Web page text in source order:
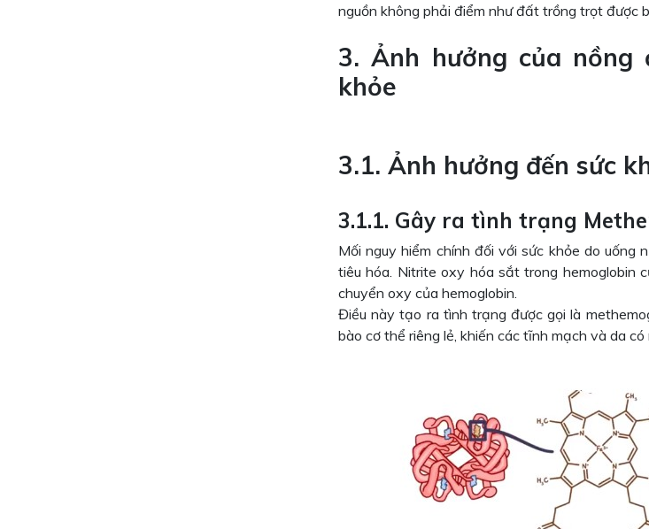
nguồn không phải điểm như đất trồng trọt được
3. Ảnh hưởng của
khỏe
3.1. Ảnh hưởng đến sức
3.1.1. Gây ra tình trạng
Mối nguy hiểm chính đối với sức khỏe do
tiêu hóa. Nitrite oxy hóa sắt trong hemoglobin
chuyển oxy của hemoglobin.
Điều này tạo ra tình trạng được gọi là
bào cơ thể riêng lẻ, khiến các tĩnh mạch và da có